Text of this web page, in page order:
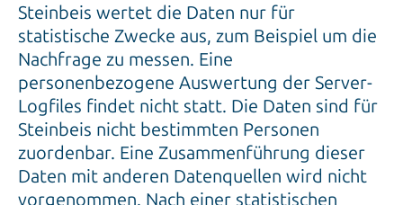
Steinbeis wertet die Daten nur für
statistische Zwecke aus, zum Beispiel um die
Nachfrage zu messen. Eine
personenbezogene Auswertung der Server-
Logfiles findet nicht statt. Die Daten sind für
Steinbeis nicht bestimmten Personen
zuordenbar. Eine Zusammenführung dieser
Daten mit anderen Datenquellen wird nicht
vorgenommen. Nach einer statistischen